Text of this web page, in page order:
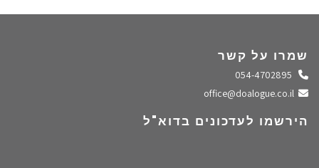
שמרו על קשר
התקשרו אלינו
שלחו מייל
הירשמו לעדכונים בדוא"ל